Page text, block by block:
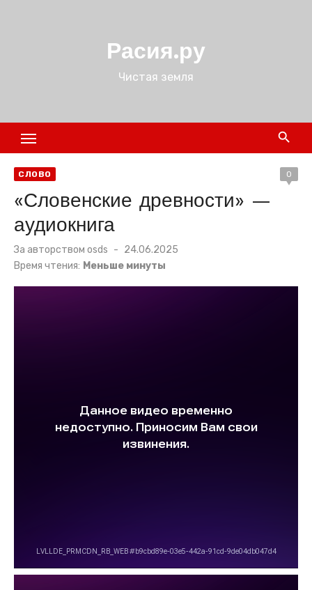
Расия.ру
Чистая земля
СЛОВО 0
«Словенские древности» —
аудиокнига
За авторством osds
Размещено
в
24.06.2025
Время чтения: Меньше минуты